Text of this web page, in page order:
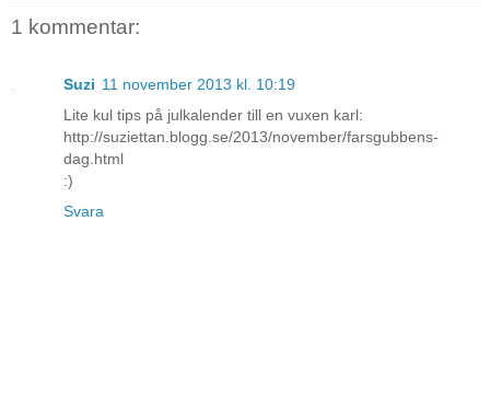
1 kommentar:
Suzi 11 november 2013 kl. 10:19
Lite kul tips på julkalender till en vuxen karl:
http://suziettan.blogg.se/2013/november/farsgubbens-
dag.html
:)
Svara